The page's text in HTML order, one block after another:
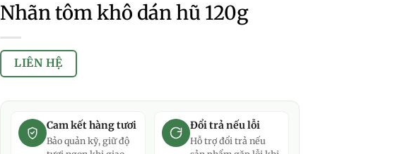
Nhãn tôm khô dán hũ 120g
LIÊN HỆ
Cam kết hàng tươi
Bảo quản kỹ, giữ độ
Đổi trả nếu lỗi
Hỗ trợ đổi trả nếu